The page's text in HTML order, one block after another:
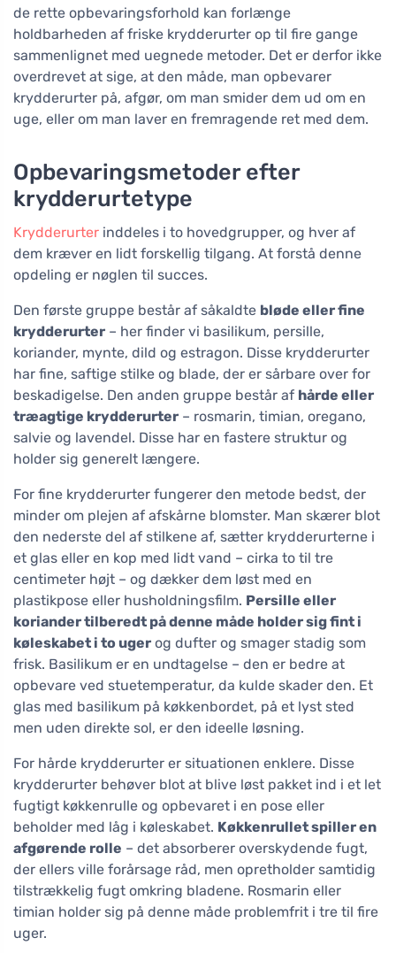
de rette opbevaringsforhold kan forlænge
holdbarheden af friske krydderurter op til fire gange
sammenlignet med uegnede metoder. Det er derfor ikke
overdrevet at sige, at den måde, man opbevarer
krydderurter på, afgør, om man smider dem ud om en
uge, eller om man laver en fremragende ret med dem.
Opbevaringsmetoder efter
krydderurtetype
Krydderurter inddeles i to hovedgrupper, og hver af
dem kræver en lidt forskellig tilgang. At forstå denne
opdeling er nøglen til succes.
Den første gruppe består af såkaldte bløde eller fine
krydderurter – her finder vi basilikum, persille,
koriander, mynte, dild og estragon. Disse krydderurter
har fine, saftige stilke og blade, der er sårbare over for
beskadigelse. Den anden gruppe består af hårde eller
træagtige krydderurter – rosmarin, timian, oregano,
salvie og lavendel. Disse har en fastere struktur og
holder sig generelt længere.
For fine krydderurter fungerer den metode bedst, der
minder om plejen af afskårne blomster. Man skærer blot
den nederste del af stilkene af, sætter krydderurterne i
et glas eller en kop med lidt vand – cirka to til tre
centimeter højt – og dækker dem løst med en
plastikpose eller husholdningsfilm. Persille eller
koriander tilberedt på denne måde holder sig fint i
køleskabet i to uger og dufter og smager stadig som
frisk. Basilikum er en undtagelse – den er bedre at
opbevare ved stuetemperatur, da kulde skader den. Et
glas med basilikum på køkkenbordet, på et lyst sted
men uden direkte sol, er den ideelle løsning.
For hårde krydderurter er situationen enklere. Disse
krydderurter behøver blot at blive løst pakket ind i et let
fugtigt køkkenrulle og opbevaret i en pose eller
beholder med låg i køleskabet. Køkkenrullet spiller en
afgørende rolle – det absorberer overskydende fugt,
der ellers ville forårsage råd, men opretholder samtidig
tilstrækkelig fugt omkring bladene. Rosmarin eller
timian holder sig på denne måde problemfrit i tre til fire
uger.